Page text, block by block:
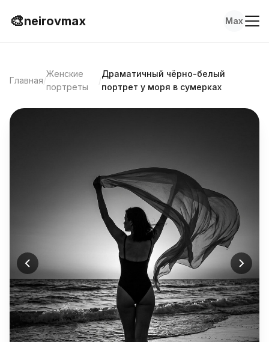
🎨neirovmax Max
Главная/
Женские
портреты
/
Драматичный чёрно-белый
портрет у моря в сумерках